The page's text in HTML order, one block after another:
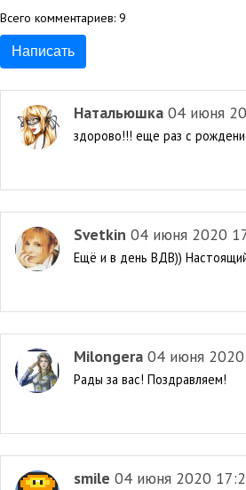
Всего комментариев: 9
Написать
Натальюшка 04 июня
здорово!!! еще раз с
Svetkin 04 июня 2020
Ещё и в день ВДВ))
Milongera 04 июня
Рады за вас! Поздравляем!
smile 04 июня 2020